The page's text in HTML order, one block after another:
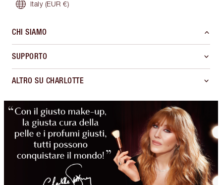
Italy (EUR €)
CHI SIAMO
SUPPORTO
ALTRO SU CHARLOTTE